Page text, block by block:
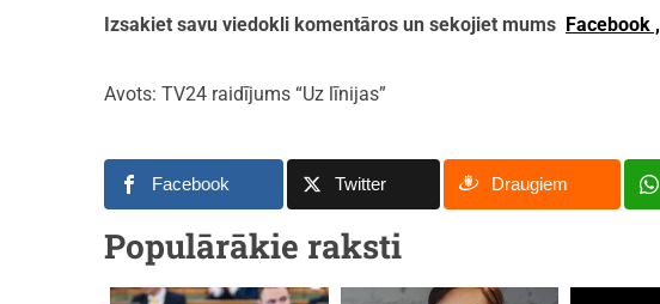
Izsakiet savu viedokli komentāros un sekojiet mums Facebook ,
Avots: TV24 raidījums “Uz līnijas”
Facebook Twitter Draugiem
Populārākie raksti